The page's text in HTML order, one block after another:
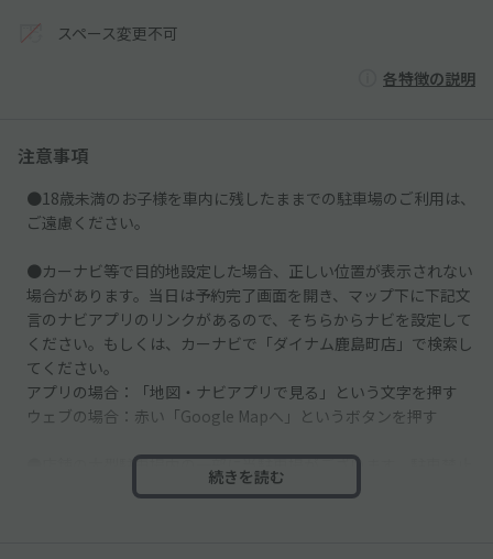
スペース変更不可
各特徴の説明
注意事項
●18歳未満のお子様を車内に残したままでの駐車場のご利用は、
ご遠慮ください。
●カーナビ等で目的地設定した場合、正しい位置が表示されない
場合があります。当日は予約完了画面を開き、マップ下に下記文
言のナビアプリのリンクがあるので、そちらからナビを設定して
ください。もしくは、カーナビで「ダイナム鹿島町店」で検索し
てください。
アプリの場合：「地図・ナビアプリで見る」という文字を押す
ウェブの場合：赤い「Google Mapへ」というボタンを押す
●店舗の大型駐車場内の一部に当駐車場がございます。駐車禁止
エリアもございますので必ず掲載写真をご確認ください。
続きを読む